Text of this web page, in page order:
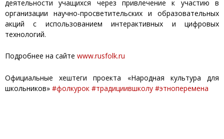
деятельности учащихся через привлечение к участию в
организации научно-просветительских и образовательных
акций с использованием интерактивных и цифровых
технологий.
Подробнее на сайте www.rusfolk.ru
Официальные хештеги проекта «Народная культура для
школьников» #фолкурок #традициившколу #этноперемена